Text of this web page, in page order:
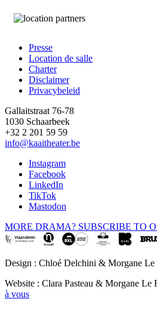
Footer
Presse
Location de salle
Charter
Disclaimer
Privacybeleid
Gallaitstraat 76-78
1030 Schaarbeek
+32 2 201 59 59
info@kaaitheater.be
Instagram
Facebook
LinkedIn
TikTok
Mastodon
MORE DRAMA? SUBSCRIBE TO
Design : Chloé Delchini & Morgane Le
Website : Clara Pasteau & Morgane Le
à vous